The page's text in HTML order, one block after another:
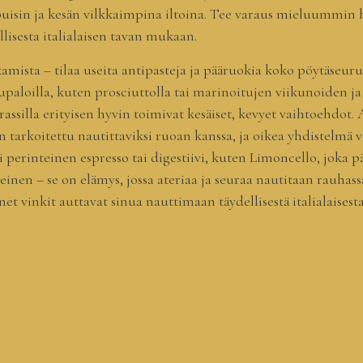
ja kesän vilkkaimpina iltoina. Tee varaus mieluummin
italialaisen tavan mukaan.
– tilaa useita antipasteja ja pääruokia koko
kuten prosciuttolla tai marinoitujen viikunoiden ja
erityisen hyvin toimivat kesäiset, kevyet
nautittaviksi ruoan kanssa, ja oikea yhdistelmä
espresso tai digestiivi, kuten Limoncello, joka
– se on elämys, jossa ateriaa ja seuraa nautitaan
vinkit auttavat sinua nauttimaan täydellisestä italialaisesta